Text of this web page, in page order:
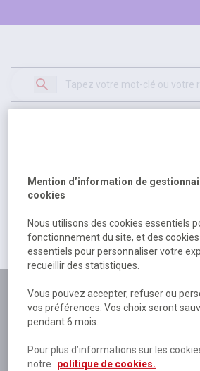
excuser pour la gêne
Retour Retour
Plus de 180 personnes
à votre écoute
Plus de 80 000 références
disponibles
Expédition le jour même
Mention d’information de
cookies
Nous utilisons des cookies essentiels
fonctionnement du site, et des
essentiels pour personnaliser votre
recueillir des statistiques.
Vous pouvez accepter, refuser ou
vos préférences. Vos choix seront
pendant 6 mois.
Pour plus d’informations sur les
notre
politique de cookies.